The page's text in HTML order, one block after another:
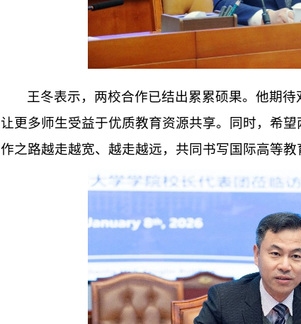
王冬表示，两校合作已结出累累硕果。他期
让更多师生受益于优质教育资源共享。同时，希
作之路越走越宽、越走越远，共同书写国际高等教